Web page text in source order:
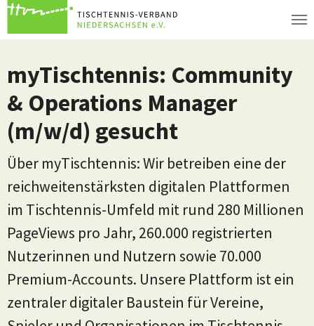
Zum Hauptinhalt springen
myTischtennis: Community
& Operations Manager
(m/w/d) gesucht
Über myTischtennis: Wir betreiben eine der
reichweitenstärksten digitalen Plattformen
im Tischtennis-Umfeld mit rund 280 Millionen
PageViews pro Jahr, 260.000 registrierten
Nutzerinnen und Nutzern sowie 70.000
Premium-Accounts. Unsere Plattform ist ein
zentraler digitaler Baustein für Vereine,